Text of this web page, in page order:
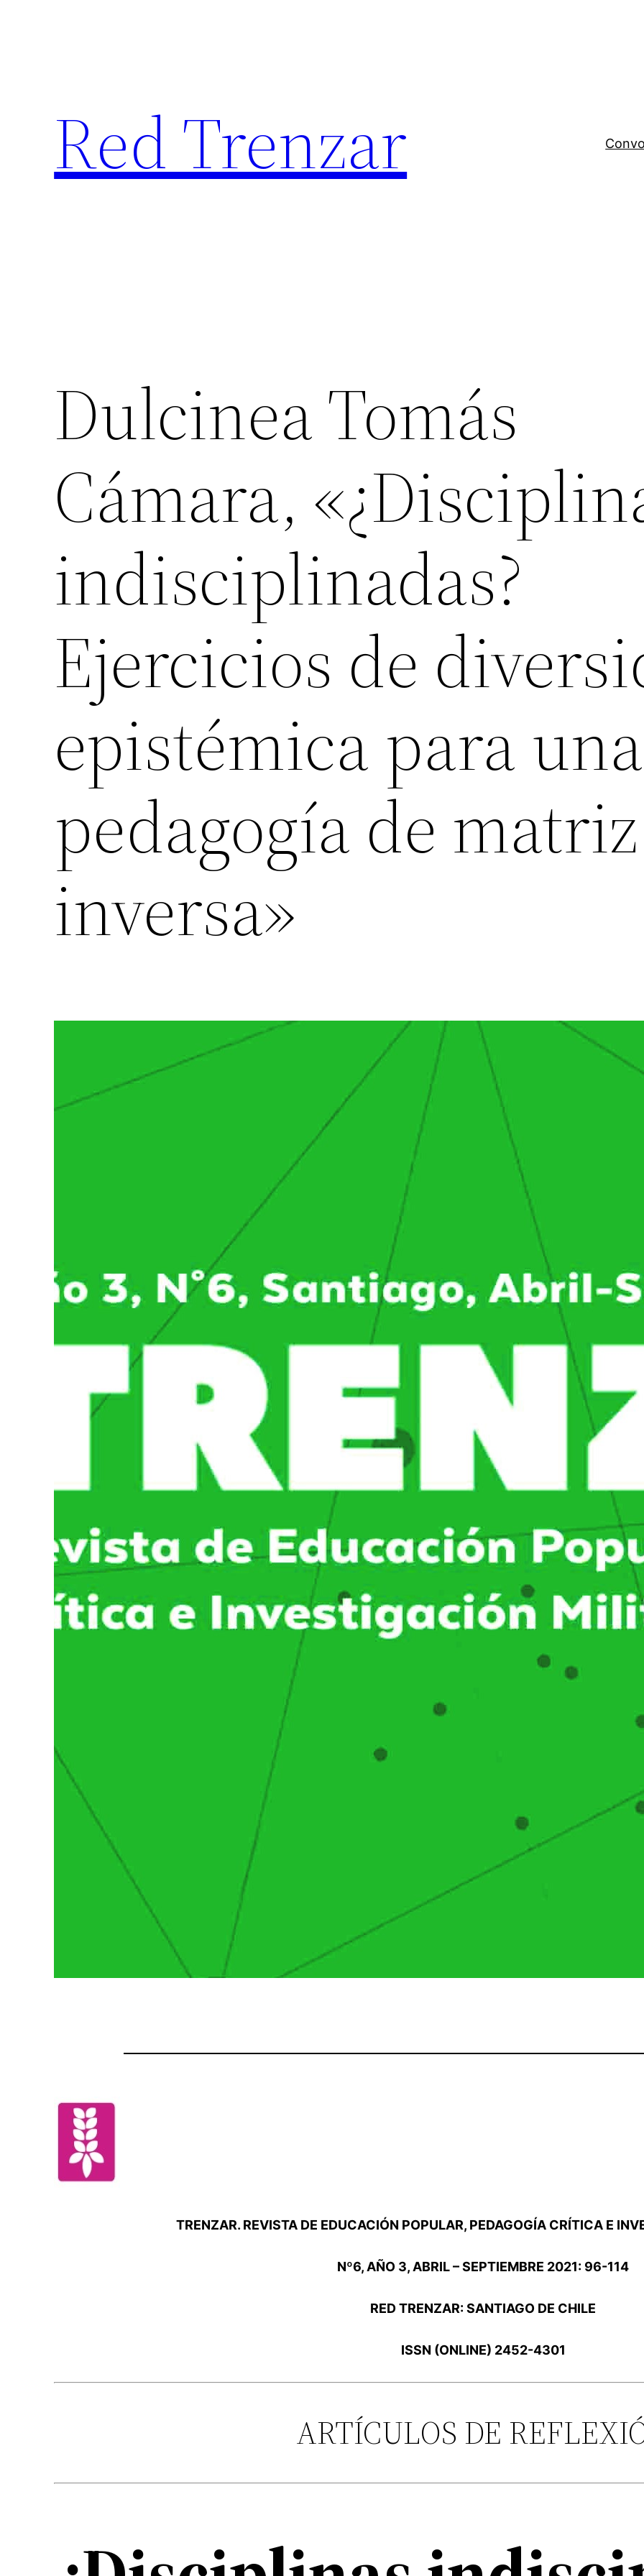
Red Trenzar
Dulcinea Tomás
Cámara,
indisciplinadas?
Ejercicios de
epistémica para una
pedagogía de matriz
inversa»
TRENZAR. REVISTA DE EDUCACIÓN POPULAR, PEDAGOGÍA CRÍTICA E
Nº6, AÑO 3, ABRIL – SEPTIEMBRE 2021: 96-114
RED TRENZAR: SANTIAGO DE CHILE
ISSN (ONLINE) 2452-4301
ARTÍCULOS DE